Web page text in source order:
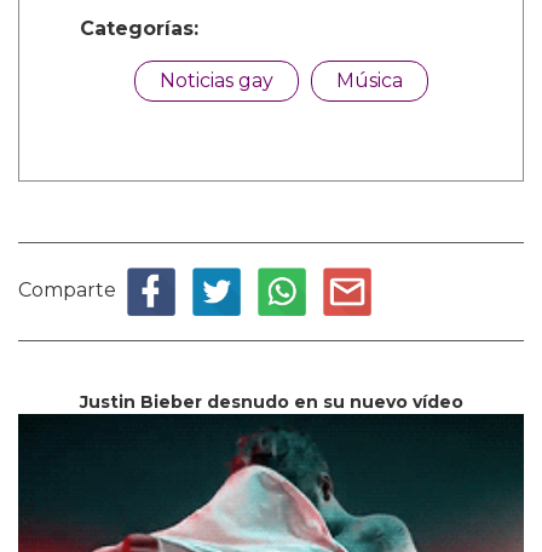
Categorías:
Noticias gay Música
Comparte
Justin Bieber desnudo en su nuevo vídeo